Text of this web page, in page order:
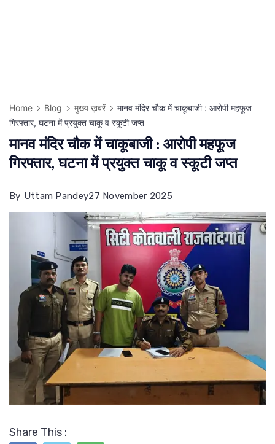
Home Blog मुख्य ख़बरें
मानव मंदिर चौक में चाकूबाजी : आरोपी महफूज
गिरफ्तार, घटना में प्रयुक्त चाकू व स्कूटी जप्त
मानव मंदिर चौक में चाकूबाजी : आरोपी महफूज
गिरफ्तार, घटना में प्रयुक्त चाकू व स्कूटी जप्त
By Uttam Pandey27 November 2025
Share This :